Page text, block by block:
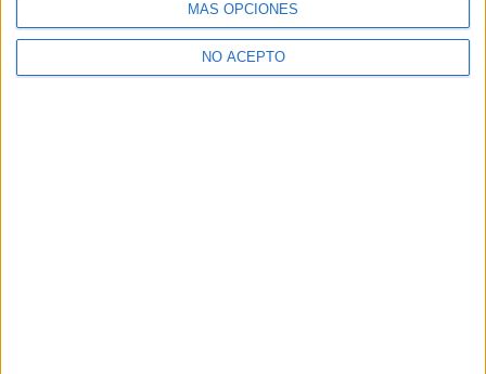
MÁS OPCIONES
NO ACEPTO